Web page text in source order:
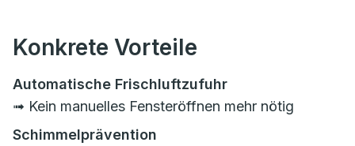
Konkrete Vorteile
Automatische Frischluftzufuhr
➟ Kein manuelles Fensteröffnen mehr nötig
Schimmelprävention